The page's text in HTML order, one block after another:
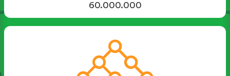
60.000.000